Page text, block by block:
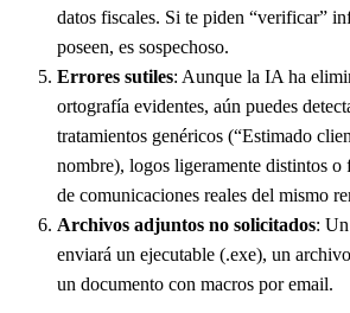
datos fiscales. Si te piden “verificar”
poseen, es sospechoso.
Errores sutiles: Aunque la IA ha
ortografía evidentes, aún puedes
tratamientos genéricos (“Estimado
nombre), logos ligeramente distintos o
de comunicaciones reales del mismo
Archivos adjuntos no solicitados:
enviará un ejecutable (.exe), un
un documento con macros por email.